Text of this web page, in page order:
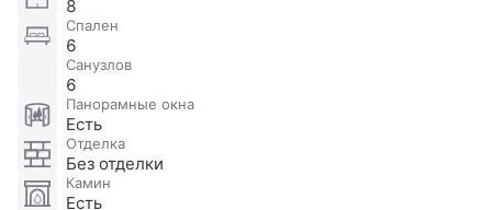
8
Спален
6
Санузлов
6
Панорамные окна
Есть
Отделка
Без отделки
Камин
Есть